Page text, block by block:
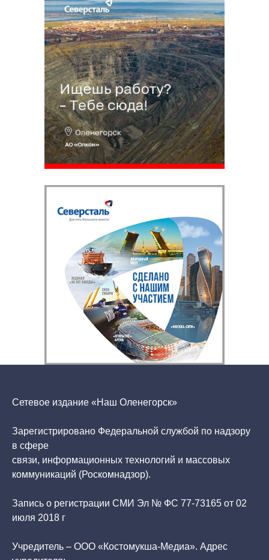
Сетевое издание «Наш Оленегорск»
Зарегистрировано Федеральной службой по надзору
в сфере
связи, информационных технологий и массовых
коммуникаций (Роскомнадзор).
Запись о регистрации СМИ Эл № ФС 77-73165 от 02
июля 2018 г
Учредитель – ООО «Костомукша-Медиа». Адрес